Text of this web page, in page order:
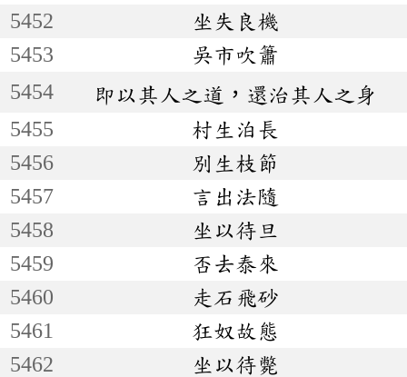
5452
坐失良機
5453
吳市吹簫
5454
即以其人之道，還治其人之身
5455
村生泊長
5456
別生枝節
5457
言出法隨
5458
坐以待旦
5459
否去泰來
5460
走石飛砂
5461
狂奴故態
5462
坐以待斃